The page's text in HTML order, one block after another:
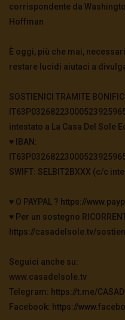
corrispondente da
Hoffman
È oggi, più che mai,
restare lucidi aiutaci a
SOSTIENICI TRAMITE
intestato a La Casa Del Sole
♥️ IBAN:
SWIFT: SELBIT2BXXX (c/c
♥️ O PAYPAL ? https://
♥️ Per un sostegno
https://casadelsole.tv/
Seguici anche su:
www.casadelsole.tv
Telegram: https://t.me/
Facebook: https://